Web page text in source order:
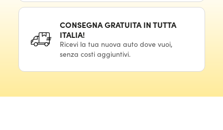
CONSEGNA GRATUITA IN TUTTA
ITALIA!
Ricevi la tua nuova auto dove vuoi,
senza costi aggiuntivi.